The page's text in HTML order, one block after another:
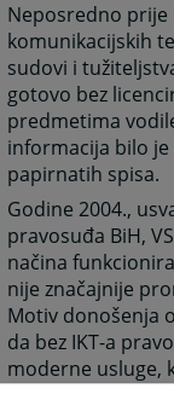
Neposredno
komunikacijskih
sudovi i
gotovo bez
predmetima
informacija bilo
papirnatih spisa.
Godine 2004.,
pravosuđa BiH,
načina
nije značajnije
Motiv donošenja
da bez IKT-a
moderne usluge,